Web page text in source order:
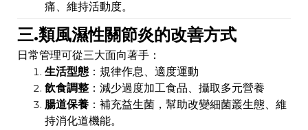
痛、維持活動度。
三.類風濕性關節炎的改善方式
日常管理可從三大面向著手：
生活型態 ：規律作息、適度運動
飲食調整 ：減少過度加工食品、攝取多元營養
腸道保養 ：補充益生菌，幫助改變細菌叢生態、維
持消化道機能。